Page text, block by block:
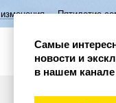
семьи в
Самые
новости и
в нашем